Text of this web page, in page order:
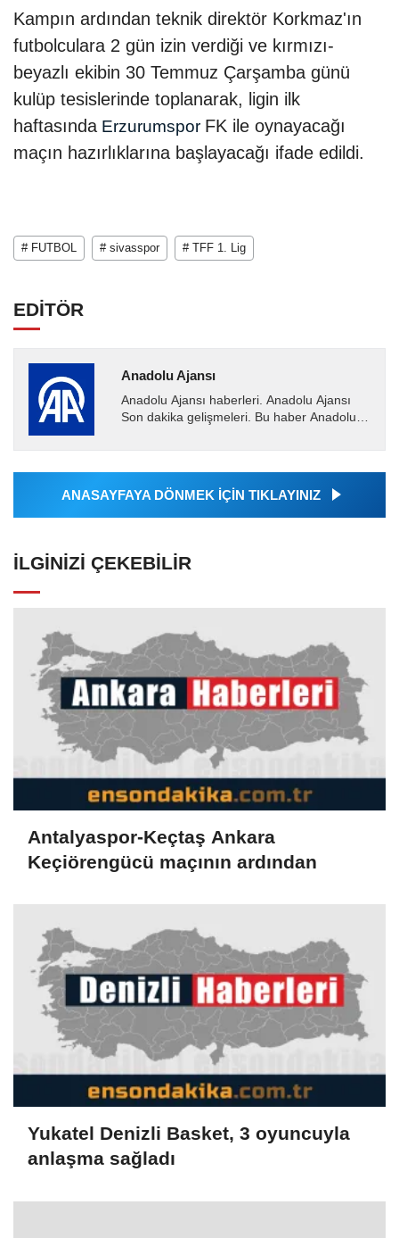
Kampın ardından teknik direktör Korkmaz'ın
futbolculara 2 gün izin verdiği ve kırmızı-
beyazlı ekibin 30 Temmuz Çarşamba günü
kulüp tesislerinde toplanarak, ligin ilk
haftasında Erzurumspor FK ile oynayacağı
maçın hazırlıklarına başlayacağı ifade edildi.
# FUTBOL # sivasspor # TFF 1. Lig
EDİTÖR
Anadolu Ajansı
Anadolu Ajansı haberleri. Anadolu Ajansı
Son dakika gelişmeleri. Bu haber Anadolu
Ajansı tarafından...
ANASAYFAYA DÖNMEK İÇİN TIKLAYINIZ
İLGINIZI ÇEKEBILIR
Antalyaspor-Keçtaş Ankara
Keçiörengücü maçının ardından
Yukatel Denizli Basket, 3 oyuncuyla
anlaşma sağladı